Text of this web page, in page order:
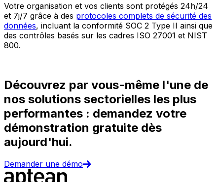
Votre organisation et vos clients sont protégés 24h/24
et 7j/7 grâce à des protocoles complets de sécurité des
données, incluant la conformité SOC 2 Type II ainsi que
des contrôles basés sur les cadres ISO 27001 et NIST
800.
Découvrez par vous-même l'une de
nos solutions sectorielles les plus
performantes : demandez votre
démonstration gratuite dès
aujourd'hui.
Demander une démo